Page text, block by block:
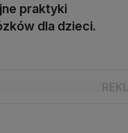
praktyki
dla dzieci.